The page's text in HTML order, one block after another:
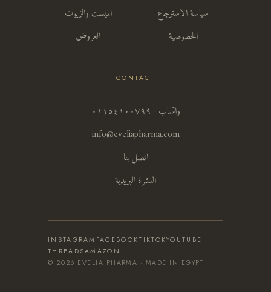
الميست والزيوت
العروض
سياسة الاسترجاع
الخصوصية
CONTACT
واتساب · ٠١١٥٤١٠٠٧٩٩
info@eveliapharma.com
اتصل بنا
النشرة البريدية
INSTAGRAM FACEBOOKTIKTOKYOUTUBE
THREADSAMAZON
© 2026 EVELIA PHARMA · MADE IN EGYPT